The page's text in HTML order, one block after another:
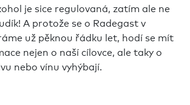
je sice regulovaná, zatím ale ne
A protože se o Radegast v
už pěknou řádku let, hodí se mít
nejen o naší cílovce, ale taky o
nebo vínu vyhýbají.